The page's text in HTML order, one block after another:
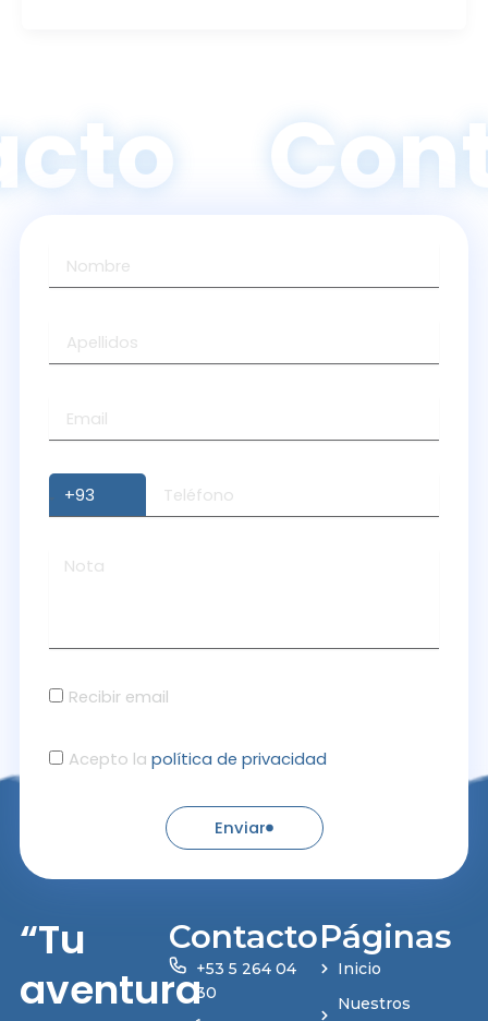
Recibir email
Acepto la política de privacidad
Enviar
“Tu
aventura
Contacto
+53 5 264 04
30
Páginas
Inicio
Nuestros